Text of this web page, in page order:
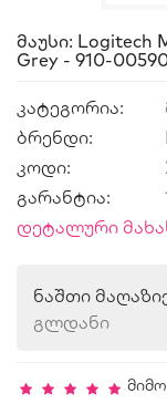
Მაუსი: Logitech
Grey - 910-
კატეგორია:
ბრენდი:
კოდი:
გარანტია:
დეტალური
ნაშთი
გლდანი